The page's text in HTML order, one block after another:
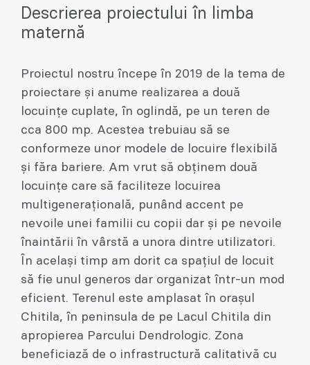
Descrierea proiectului în limba
maternă
Proiectul nostru începe în 2019 de la tema de
proiectare și anume realizarea a două
locuințe cuplate, în oglindă, pe un teren de
cca 800 mp. Acestea trebuiau să se
conformeze unor modele de locuire flexibilă
și făra bariere. Am vrut să obținem două
locuințe care să faciliteze locuirea
multigenerațională, punând accent pe
nevoile unei familii cu copii dar și pe nevoile
înaintării în vârstă a unora dintre utilizatori.
În același timp am dorit ca spațiul de locuit
să fie unul generos dar organizat într-un mod
eficient. Terenul este amplasat în orașul
Chitila, în peninsula de pe Lacul Chitila din
apropierea Parcului Dendrologic. Zona
beneficiază de o infrastructură calitativă cu